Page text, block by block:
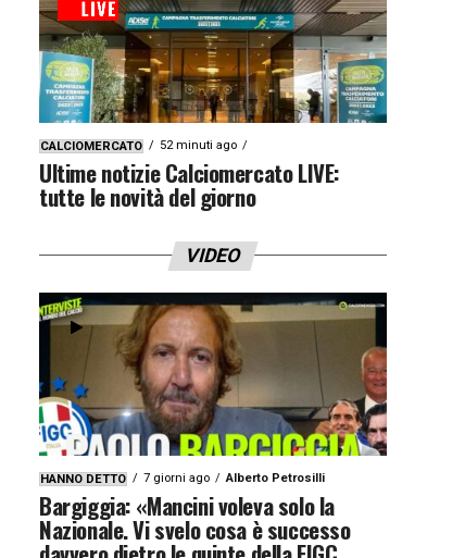
CALCIOMERCATO 52 minuti ago
Ultime notizie Calciomercato LIVE:
tutte le novità del giorno
VIDEO
HANNO DETTO 7 giorni ago Alberto Petrosilli
Bargiggia: «Mancini voleva solo la
Nazionale. Vi svelo cosa è successo